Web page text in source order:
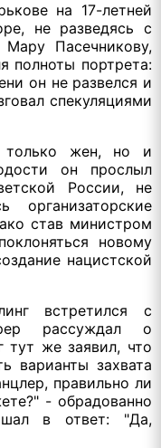
на 17-летней
не разведясь с
Пасечникову,
полноты портрета:
он не развелся и
спекуляциями
только жен, но и
он прослыл
России, не
став министром
новому
нацистской
встретился с
рассуждал о
тут же заявил, что
варианты захвата
правильно ли
- обрадованно
в ответ: "Да,